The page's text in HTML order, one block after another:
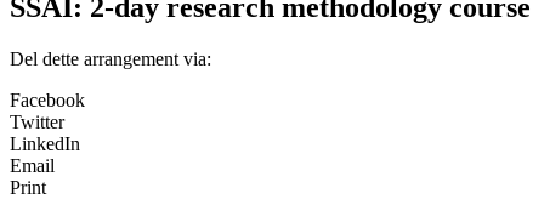
SSAI: 2-day research methodology course
Del dette arrangement via:
Facebook
Twitter
LinkedIn
Email
Print